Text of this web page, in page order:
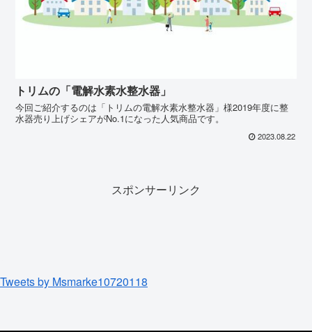
トリムの「電解水素水整水器」
今回ご紹介するのは「トリムの電解水素水整水器」様2019年度に整
水器売り上げシェアがNo.1になった人気商品です。
2023.08.22
スポンサーリンク
Tweets by Msmarke10720118